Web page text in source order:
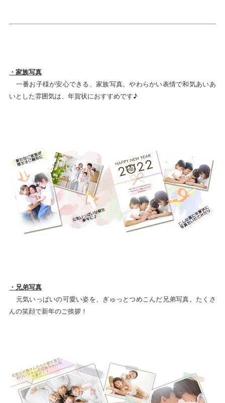
・家族写真
一番お子様が安心できる、家族写真。やわらかい表情で和気あいあ
いとした雰囲気は、年賀状におすすめです♪
・兄弟写真
元気いっぱいの可愛い姿を、ぎゅっとつめこんだ兄弟写真。たくさ
んの笑顔で新年のご挨拶！